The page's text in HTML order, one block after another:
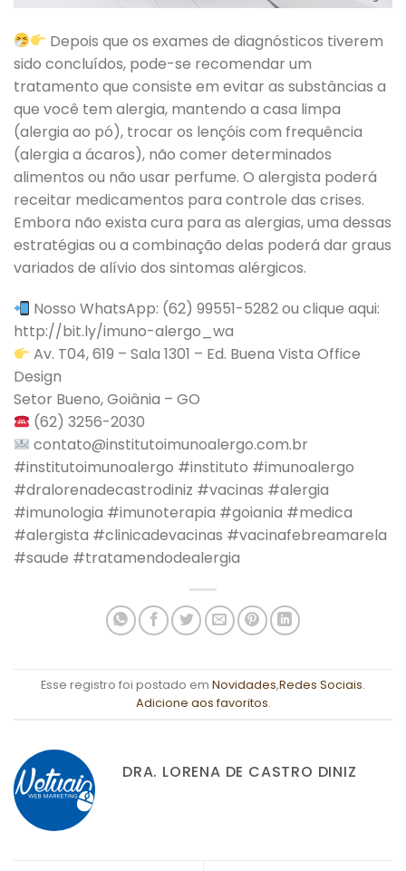
Depois que os exames de diagnósticos tiverem
sido concluídos, pode-se recomendar um
tratamento que consiste em evitar as substâncias a
que você tem alergia, mantendo a casa limpa
(alergia ao pó), trocar os lençóis com frequência
(alergia a ácaros), não comer determinados
alimentos ou não usar perfume. O alergista poderá
receitar medicamentos para controle das crises.
Embora não exista cura para as alergias, uma dessas
estratégias ou a combinação delas poderá dar graus
variados de alívio dos sintomas alérgicos.
Nosso WhatsApp: (62) 99551-5282 ou clique aqui:
http://bit.ly/imuno-alergo_wa
Av. T04, 619 – Sala 1301 – Ed. Buena Vista Office
Design
Setor Bueno, Goiânia – GO
(62) 3256-2030
contato@institutoimunoalergo.com.br
#institutoimunoalergo #instituto #imunoalergo
#dralorenadecastrodiniz #vacinas #alergia
#imunologia #imunoterapia #goiania #medica
#alergista #clinicadevacinas #vacinafebreamarela
#saude #tratamendodealergia
Esse registro foi postado em Novidades,Redes Sociais.
Adicione aos favoritos.
DRA. LORENA DE CASTRO DINIZ